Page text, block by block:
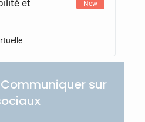
et
New
sur